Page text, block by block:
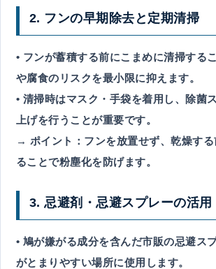
2. フンの早期除去と定期清掃
• フンが蓄積する前にこまめに清掃する
や腐食のリスクを最小限に抑えます。
• 清掃時はマスク・手袋を着用し、除菌
上げを行うことが重要です。
→ ポイント：フンを放置せず、乾燥す
ることで粉塵化を防げます。
3. 忌避剤・忌避スプレーの活用
• 鳩が嫌がる成分を含んだ市販の忌避ス
がとまりやすい場所に使用します。